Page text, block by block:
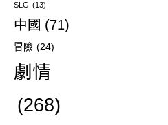
SLG (13)
中國 (71)
冒險 (24)
劇情
(268)